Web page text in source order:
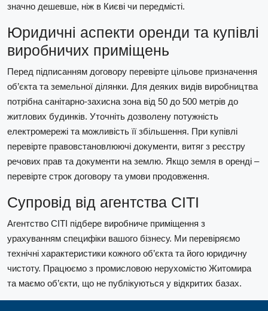
значно дешевше, ніж в Києві чи передмісті.
Юридичні аспекти оренди та купівлі
виробничих приміщень
Перед підписанням договору перевірте цільове призначення
об’єкта та земельної ділянки. Для деяких видів виробництва
потрібна санітарно-захисна зона від 50 до 500 метрів до
житлових будинків. Уточніть дозволену потужність
електромережі та можливість її збільшення. При купівлі
перевірте правовстановлюючі документи, витяг з реєстру
речових прав та документи на землю. Якщо земля в оренді –
перевірте строк договору та умови продовження.
Супровід від агентства СІТІ
Агентство СІТІ підбере виробниче приміщення з
урахуванням специфіки вашого бізнесу. Ми перевіряємо
технічні характеристики кожного об’єкта та його юридичну
чистоту. Працюємо з промисловою нерухомістю Житомира
та маємо об’єкти, що не публікуються у відкритих базах.